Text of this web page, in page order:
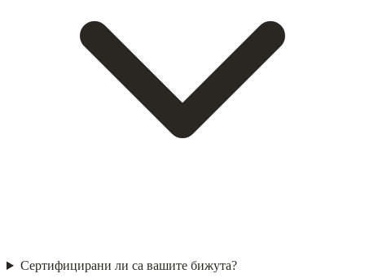
Сертифицирани ли са вашите бижута?